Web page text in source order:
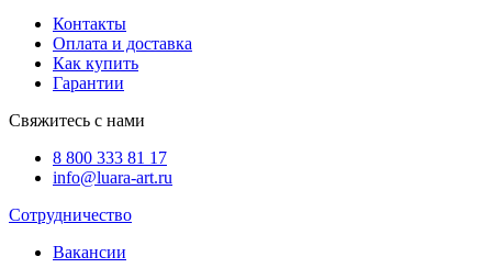
Контакты
Оплата и доставка
Как купить
Гарантии
Свяжитесь с нами
8 800 333 81 17
info@luara-art.ru
Сотрудничество
Вакансии